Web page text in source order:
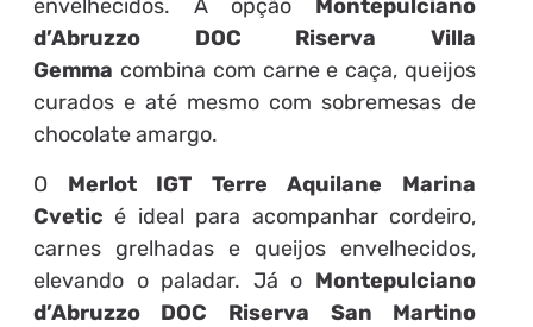
envelhecidos. A opção Montepulciano
d’Abruzzo DOC Riserva Villa
Gemma combina com carne e caça, queijos
curados e até mesmo com sobremesas de
chocolate amargo.
OMerlot IGT Terre Aquilane Marina
Cvetic é ideal para acompanhar cordeiro,
carnes grelhadas e queijos envelhecidos,
elevando o paladar. Já o Montepulciano
d’Abruzzo DOC Riserva San Martino